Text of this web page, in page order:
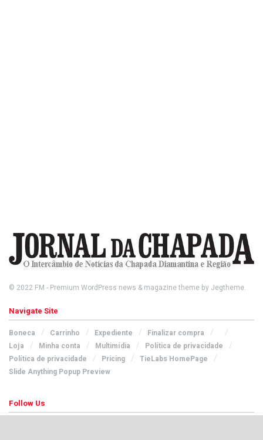
© 2022 FM - Premium WordPress news & magazine theme by Jegtheme.
Navigate Site
Boneca Carrinho Expediente
Finalizar compra
Loja
Minha conta Multimídia
Política de privacidade
Política de privacidade
Pricing
TieLabs HomePage
Slide Anything Popup Preview
Follow Us